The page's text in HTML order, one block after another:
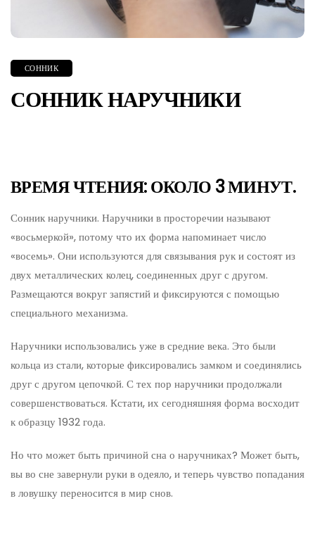
СОННИК
СОННИК НАРУЧНИКИ
ВРЕМЯ ЧТЕНИЯ: ОКОЛО 3 МИНУТ.
Сонник наручники. Наручники в просторечии называют
«восьмеркой», потому что их форма напоминает число
«восемь». Они используются для связывания рук и состоят из
двух металлических колец, соединенных друг с другом.
Размещаются вокруг запястий и фиксируются с помощью
специального механизма.
Наручники использовались уже в средние века. Это были
кольца из стали, которые фиксировались замком и соединялись
друг с другом цепочкой. С тех пор наручники продолжали
совершенствоваться. Кстати, их сегодняшняя форма восходит
к образцу 1932 года.
Но что может быть причиной сна о наручниках? Может быть,
вы во сне завернули руки в одеяло, и теперь чувство попадания
в ловушку переносится в мир снов.